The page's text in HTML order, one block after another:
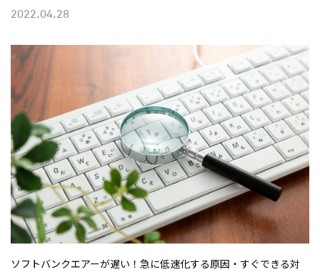
2022.04.28
ソフトバンクエアーが遅い！急に低速化する原因・すぐできる対